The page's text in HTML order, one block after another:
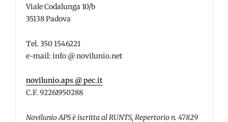
Viale Codalunga 10/b
35138 Padova
Tel. 350 1546221
e-mail: info @ novilunio.net
novilunio.aps @ pec.it
C.F. 92261950288
Novilunio APS è iscritta al RUNTS, Repertorio n. 47829